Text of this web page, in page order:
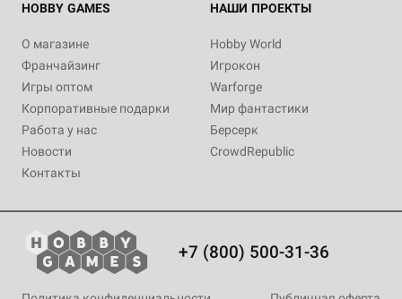
HOBBY GAMES
О магазине
Франчайзинг
Игры оптом
Корпоративные подарки
Работа у нас
Новости
Контакты
НАШИ ПРОЕКТЫ
Hobby World
Игрокон
Warforge
Мир фантастики
Берсерк
CrowdRepublic
+7 (800) 500-31-36